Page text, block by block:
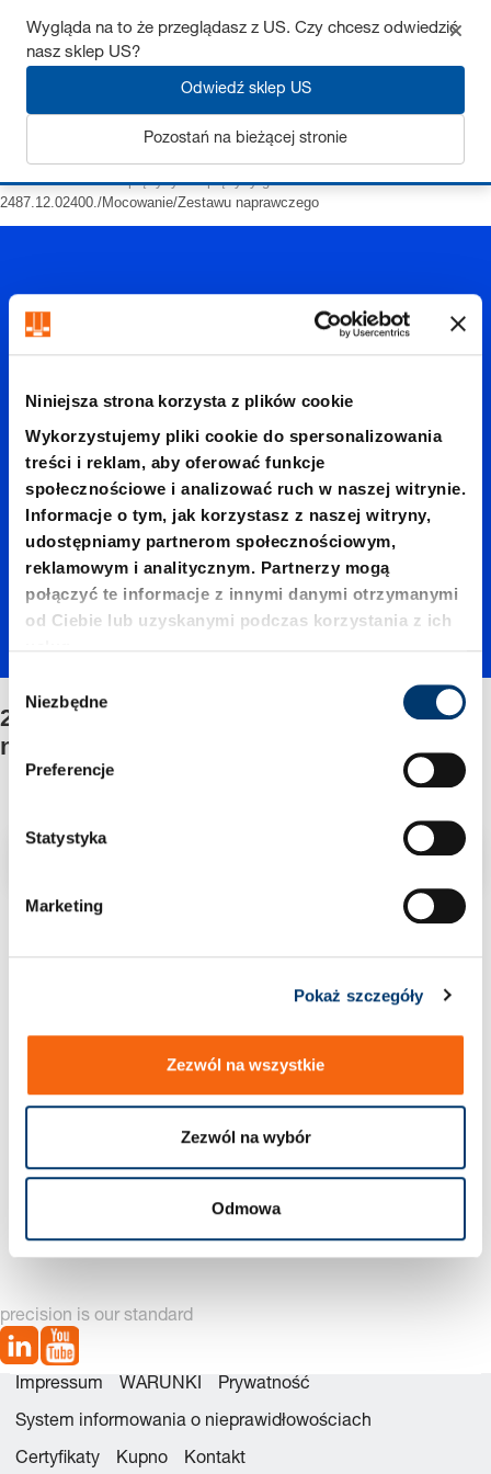
Niniejsza strona korzysta z plików cookie
Wykorzystujemy pliki cookie do spersonalizowania
treści i reklam, aby oferować funkcje
społecznościowe i analizować ruch w naszej witrynie.
Informacje o tym, jak korzystasz z naszej witryny,
udostępniamy partnerom społecznościowym,
reklamowym i analitycznym. Partnerzy mogą
połączyć te informacje z innymi danymi otrzymanymi
od Ciebie lub uzyskanymi podczas korzystania z ich
W
y
b
Niezbędne
Preferencje
Statystyka
Marketing
Pokaż szczegóły
Zezwól na wszystkie
Zezwól na wybór
Odmowa
Strona startowa Sprężyny Sprężyny gazowe
POWERLINE
2487.12.02400./Mocowanie/Zestawu naprawczego
2487.12.
02400./
Mocow
anie/Ze
napraw
2487.12.02400./Mocowanie/Zestawu
naprawczego
Filtr/sortowanie
Nowa generacja dostępna – zobacz
gazowa POWERLINE
precision is our standard
Impressum WARUNKI Prywatność
System informowania o nieprawidłowościach
Certyfikaty Kupno Kontakt
Wygląda na to że przeglądasz z US. Czy chcesz odwiedzić
nasz sklep US?
Odwiedź sklep US
Pozostań na bieżącej stronie